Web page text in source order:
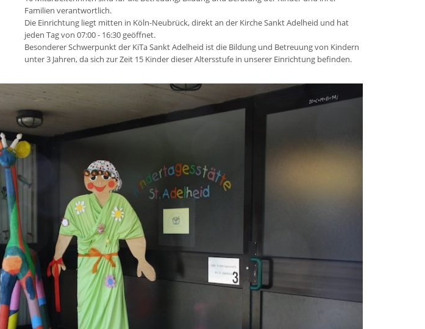
Familien verantwortlich.
Die Einrichtung liegt mitten in Köln-Neubrück, direkt an der Kirche Sankt Adelheid und hat
jeden Tag von 07:00 - 16:30 geöffnet.
Besonderer Schwerpunkt der KiTa Sankt Adelheid ist die Bildung und Betreuung von Kindern
unter 3 Jahren, da sich zur Zeit 15 Kinder dieser Altersstufe in unserer Einrichtung befinden.